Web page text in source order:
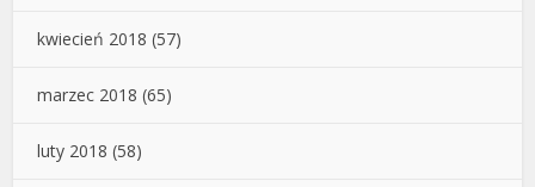
kwiecień 2018 (57)
marzec 2018 (65)
luty 2018 (58)